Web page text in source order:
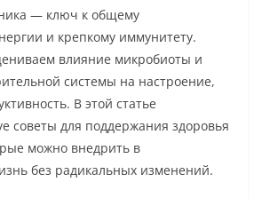
— ключ к общему
и крепкому иммунитету.
влияние микробиоты и
системы на настроение,
В этой статье
советы для поддержания здоровья
можно внедрить в
без радикальных изменений.